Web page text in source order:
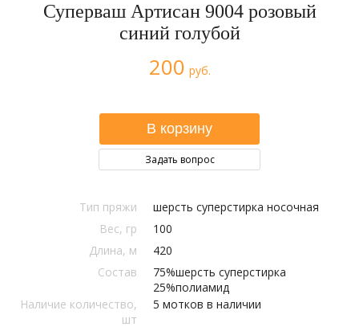
Суперваш Артисан 9004 розовый
синий голубой
200 руб.
Задать вопрос
Тип пряжи
шерсть суперстирка носочная
Вес, гр
100
Длина, м
420
Состав
75%шерсть суперстирка
25%полиамид
Наличие количество,
шт
5 мотков в наличии